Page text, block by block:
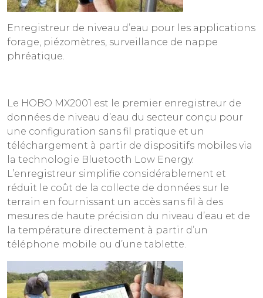
Enregistreur de niveau d’eau pour les applications
forage, piézomètres, surveillance de nappe
phréatique.
Le HOBO MX2001 est le premier enregistreur de
données de niveau d’eau du secteur conçu pour
une configuration sans fil pratique et un
téléchargement à partir de dispositifs mobiles via
la technologie Bluetooth Low Energy.
L’enregistreur simplifie considérablement et
réduit le coût de la collecte de données sur le
terrain en fournissant un accès sans fil à des
mesures de haute précision du niveau d’eau et de
la température directement à partir d’un
téléphone mobile ou d’une tablette.